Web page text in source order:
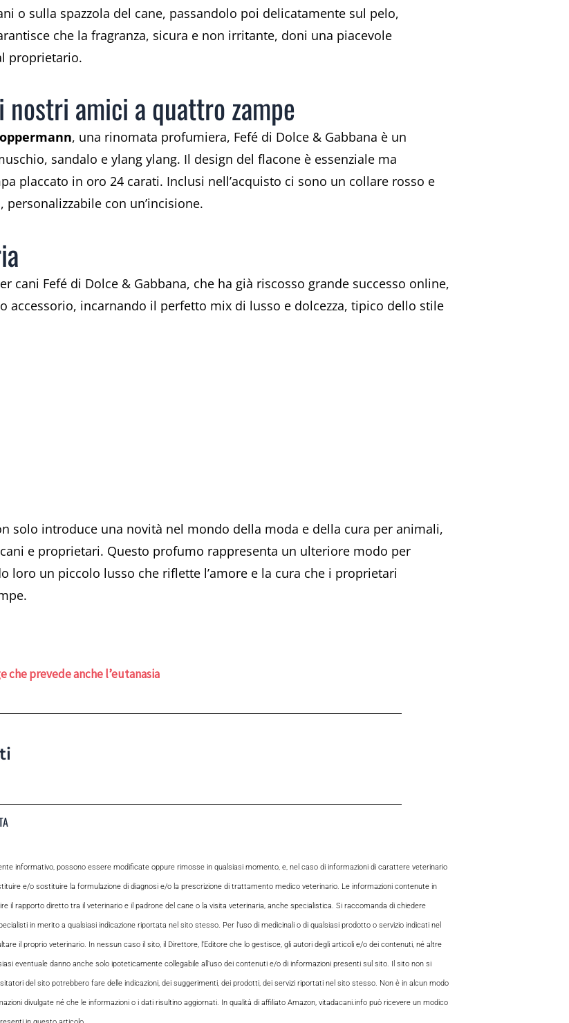
o sulla spazzola del cane, passandolo poi delicatamente sul pelo,
che la fragranza, sicura e non irritante, doni una piacevole
proprietario.
nostri amici a quattro zampe
, una rinomata profumiera, Fefé di Dolce & Gabbana è un
sandalo e ylang ylang. Il design del flacone è essenziale ma
placcato in oro 24 carati. Inclusi nell’acquisto ci sono un collare rosso e
con un’incisione.
cani Fefé di Dolce & Gabbana, che ha già riscosso grande successo online,
accessorio, incarnando il perfetto mix di lusso e dolcezza, tipico dello stile
solo introduce una novità nel mondo della moda e della cura per animali,
e proprietari. Questo profumo rappresenta un ulteriore modo per
loro un piccolo lusso che riflette l’amore e la cura che i proprietari
che prevede anche l’eutanasia
informativo, possono essere modificate oppure rimosse in qualsiasi momento, e, nel caso di informazioni di carattere veterinario
e/o sostituire la formulazione di diagnosi e/o la prescrizione di trattamento medico veterinario. Le informazioni contenute in
il rapporto diretto tra il veterinario e il padrone del cane o la visita veterinaria, anche specialistica. Si raccomanda di chiedere
in merito a qualsiasi indicazione riportata nel sito stesso. Per l’uso di medicinali o di qualsiasi prodotto o servizio indicati nel
il proprio veterinario. In nessun caso il sito, il Direttore, l’Editore che lo gestisce, gli autori degli articoli e/o dei contenuti, né altre
eventuale danno anche solo ipoteticamente collegabile all’uso dei contenuti e/o di informazioni presenti sul sito. Il sito non si
del sito potrebbero fare delle indicazioni, dei suggerimenti, dei prodotti, dei servizi riportati nel sito stesso. Non è in alcun modo
divulgate né che le informazioni o i dati risultino aggiornati. In qualità di affiliato Amazon, vitadacani.info può ricevere un modico